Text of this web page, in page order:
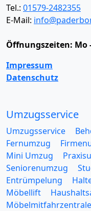
Tel.: 01579-2482355
E-Mail:
Öffnungszeiten: Mo
Impressum
Datenschutz
Umzugsservice
Umzugsservice
Fernumzug
Mini Umzug
Seniorenumzug
Entrümpelung
Möbellift
Möbelmitfahrzentrale